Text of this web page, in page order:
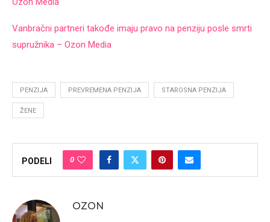
Vanbračni partneri takođe imaju pravo na penziju posle smrti
supružnika – Ozon Media
PENZIJA PREVREMENA PENZIJA STAROSNA PENZIJA
ŽENE
PODELI 0
OZON